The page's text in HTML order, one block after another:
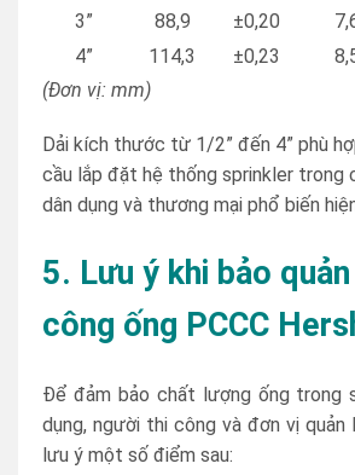
3”
88,9 ±0,20
4”
114,3 ±0,23
(Đơn vị: mm)
Dải kích thước từ 1/2” đến 4” phù
cầu lắp đặt hệ thống sprinkler trong
dân dụng và thương mại phổ biến
5. Lưu ý khi bảo
công ống PCCC
Để đảm bảo chất lượng ống trong
dụng, người thi công và đơn vị
lưu ý một số điểm sau: